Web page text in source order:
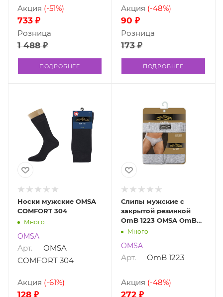
733 ₽
Акция (-51%)
1 488 ₽
Розница
ПОДРОБНЕЕ
90 ₽
Акция (-48%)
173 ₽
Розница
ПОДРОБНЕЕ
Носки мужские OMSA
COMFORT 304
Много
OMSA
Арт.
OMSA
COMFORT 304
128 ₽
Акция (-61%)
Слипы мужские с
закрытой резинкой
OmB 1223 OMSA OmB
1223Много
OMSA
Арт. OmB 1223
272 ₽
Акция (-48%)